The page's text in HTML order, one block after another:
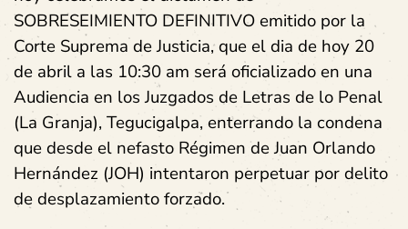
SOBRESEIMIENTO DEFINITIVOemitido por la
Corte Suprema de Justicia, que el dia de hoy 20
de abril a las 10:30 am será oficializado en una
Audiencia en los Juzgados de Letras de lo Penal
(La Granja), Tegucigalpa, enterrando la condena
que desde el nefasto Régimen de Juan Orlando
Hernández (JOH) intentaron perpetuar por delito
de desplazamiento forzado.